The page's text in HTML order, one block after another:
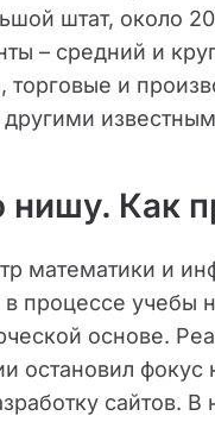
штат, около
– средний и
торговые и
нишу. Как
математики и
процессе учебы
основе.
остановил
сайтов. В